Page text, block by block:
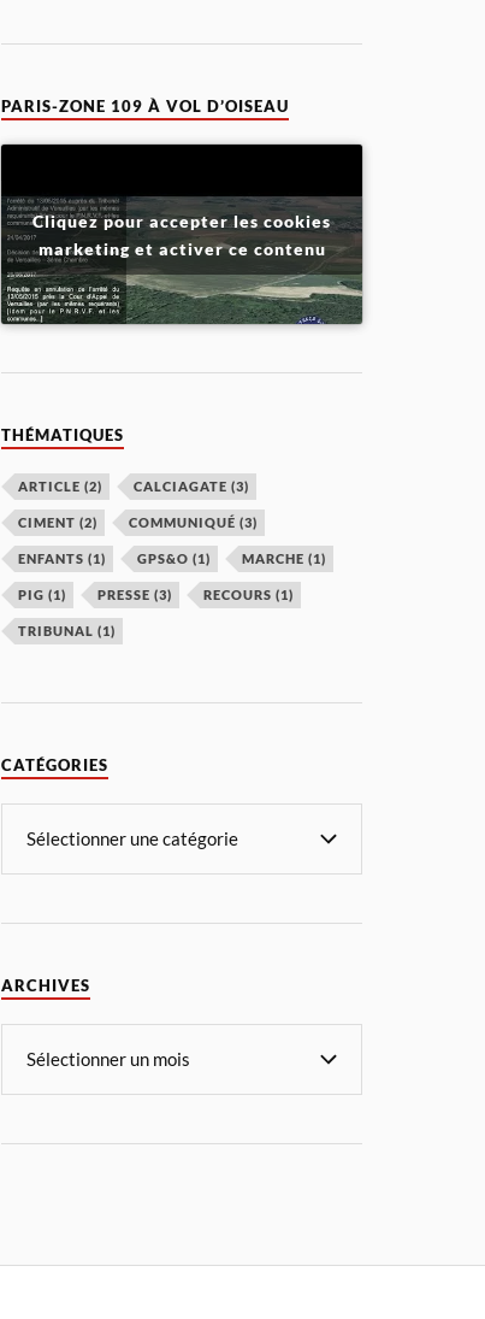
PARIS-ZONE 109 À VOL D’OISEAU
Cliquez pour accepter les cookies
marketing et activer ce contenu
THÉMATIQUES
ARTICLE (2) CALCIAGATE (3)
CIMENT (2) COMMUNIQUÉ (3)
ENFANTS (1) GPS&O (1) MARCHE (1)
PIG (1) PRESSE (3) RECOURS (1)
TRIBUNAL (1)
CATÉGORIES
ARCHIVES